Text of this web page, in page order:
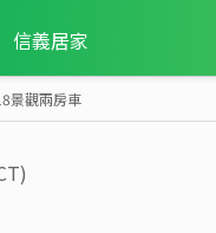
信義居家
景觀兩房車